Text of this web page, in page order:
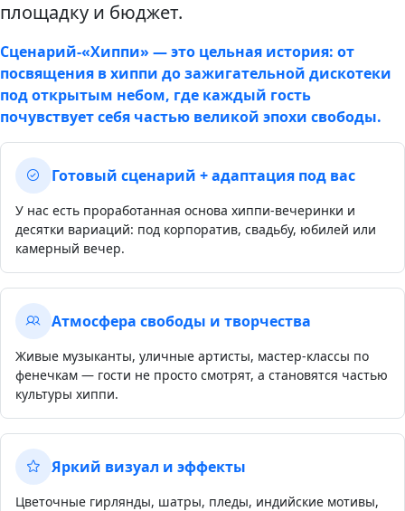
площадку и бюджет.
Сценарий‑«Хиппи» — это цельная история: от
посвящения в хиппи до зажигательной дискотеки
под открытым небом, где каждый гость
почувствует себя частью великой эпохи свободы.
Готовый сценарий + адаптация под вас
У нас есть проработанная основа хиппи-вечеринки и
десятки вариаций: под корпоратив, свадьбу, юбилей или
камерный вечер.
Атмосфера свободы и творчества
Живые музыканты, уличные артисты, мастер-классы по
фенечкам — гости не просто смотрят, а становятся частью
культуры хиппи.
Яркий визуал и эффекты
Цветочные гирлянды, шатры, пледы, индийские мотивы,